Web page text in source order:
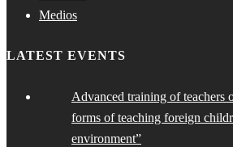
Medios
LATEST EVENTS
Advanced training of teachers
forms of teaching foreign
environment”